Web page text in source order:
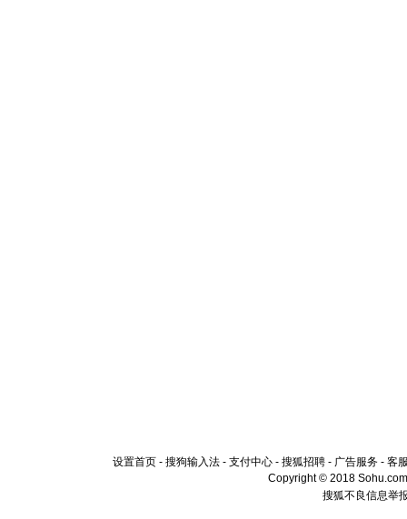
设置首页 - 搜狗输入法 - 支付中心 - 搜狐招聘 - 广告服务 - 客
Copyright © 2018
搜狐不良信息举